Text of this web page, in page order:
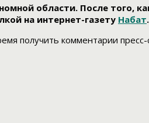
области. После того,
на интернет-газету Набат.
получить комментарии